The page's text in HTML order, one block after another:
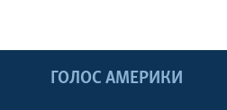
ГОЛОС АМЕРИКИ